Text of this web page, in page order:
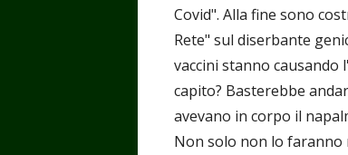
Covid". Alla fine sono
Rete" sul diserbante
vaccini stanno causando
capito? Basterebbe
avevano in corpo il
Non solo non lo faranno